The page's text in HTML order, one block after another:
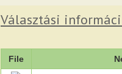
Választási
File